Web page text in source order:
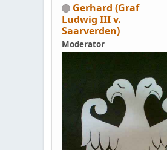
Gerhard (Graf
Ludwig III v.
Saarverden)
Moderator